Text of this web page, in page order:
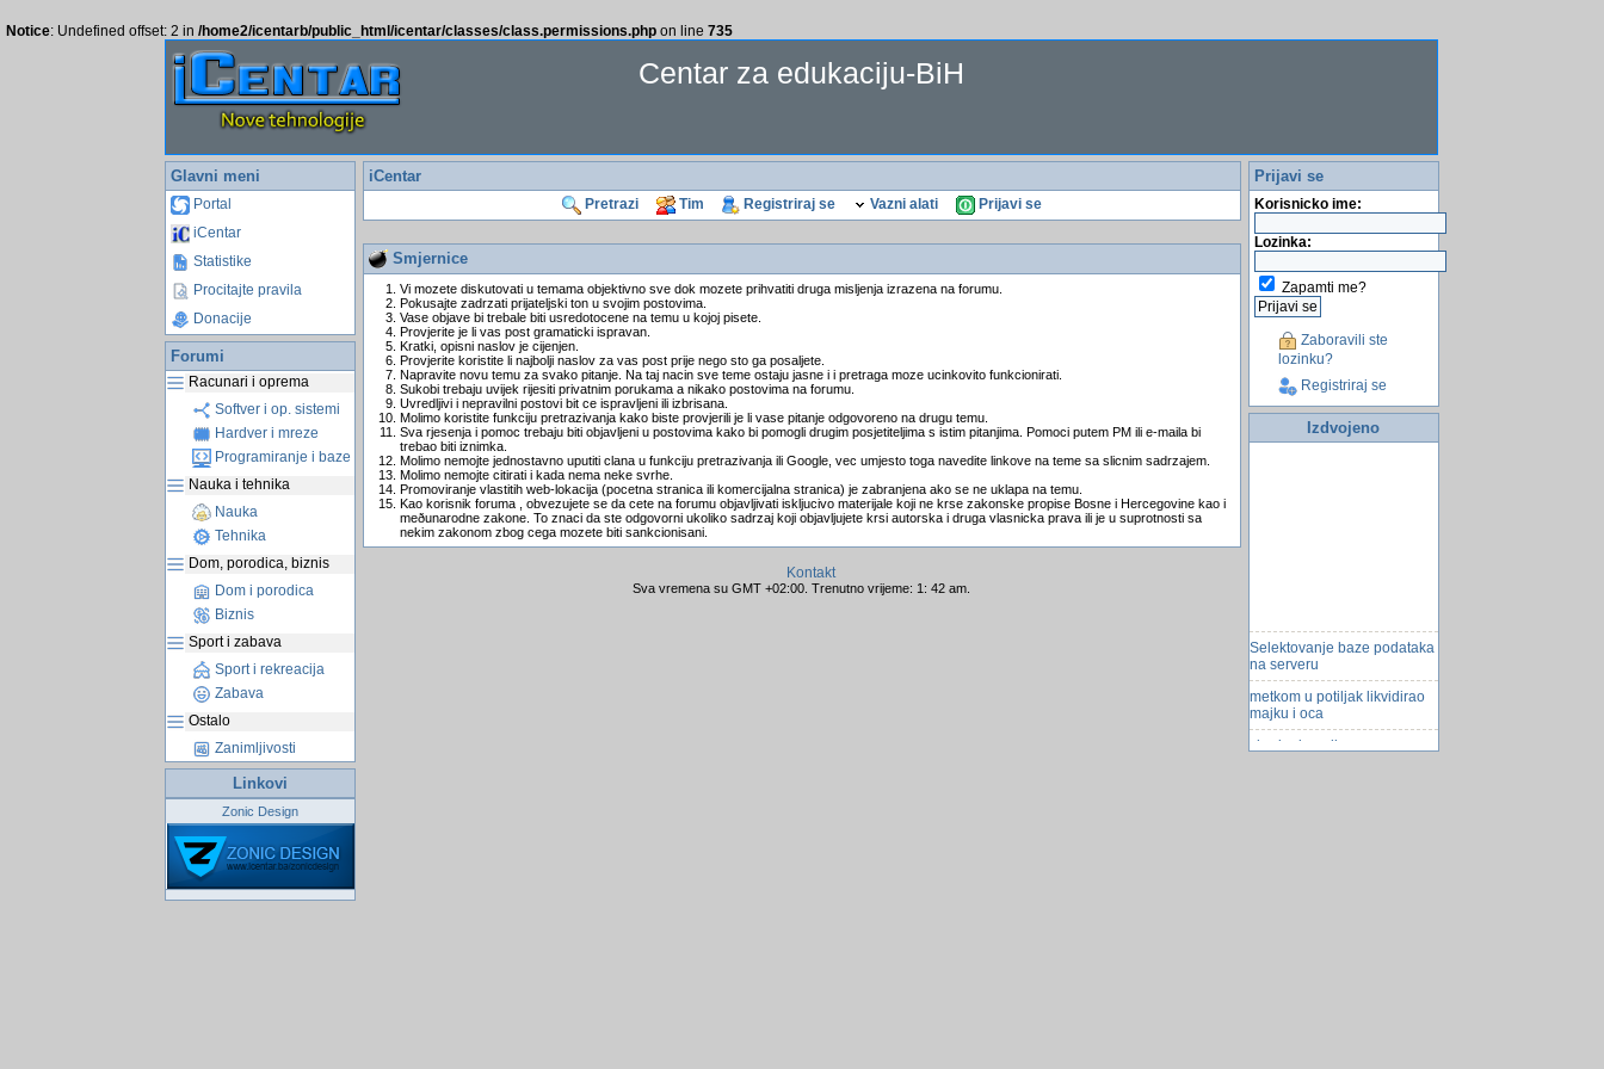
Notice: Undefined offset: 2 in /home2/icentarb/public_html/icentar/classes/class.permissions.php on line 735
Centar za edukaciju-BiH
Glavni meni
Portal
iCentar
Statistike
Procitajte pravila
Donacije
Forumi
Racunari i oprema
Softver i op. sistemi
Hardver i mreze
Programiranje i baze
Nauka i tehnika
Nauka
Tehnika
Dom, porodica, biznis
Dom i porodica
Biznis
Sport i zabava
Sport i rekreacija
Zabava
Ostalo
Zanimljivosti
Linkovi
Zonic Design
iCentar
Pretrazi Tim Registriraj se Vazni alati Prijavi se
Smjernice
Vi mozete diskutovati u temama objektivno sve dok mozete prihvatiti druga misljenja izrazena na forumu.
Pokusajte zadrzati prijateljski ton u svojim postovima.
Vase objave bi trebale biti usredotocene na temu u kojoj pisete.
Provjerite je li vas post gramaticki ispravan.
Kratki, opisni naslov je cijenjen.
Provjerite koristite li najbolji naslov za vas post prije nego sto ga posaljete.
Napravite novu temu za svako pitanje. Na taj nacin sve teme ostaju jasne i i pretraga moze ucinkovito funkcionirati.
Sukobi trebaju uvijek rijesiti privatnim porukama a nikako postovima na forumu.
Uvredljivi i nepravilni postovi bit ce ispravljeni ili izbrisana.
Molimo koristite funkciju pretrazivanja kako biste provjerili je li vase pitanje odgovoreno na drugu temu.
Sva rjesenja i pomoc trebaju biti objavljeni u postovima kako bi pomogli drugim posjetiteljima s istim pitanjima. Pomoci putem PM ili e-maila bi
trebao biti iznimka.
Molimo nemojte jednostavno uputiti clana u funkciju pretrazivanja ili Google, vec umjesto toga navedite linkove na teme sa slicnim sadrzajem.
Molimo nemojte citirati i kada nema neke svrhe.
Promoviranje vlastitih web-lokacija (pocetna stranica ili komercijalna stranica) je zabranjena ako se ne uklapa na temu.
Kao korisnik foruma , obvezujete se da cete na forumu objavljivati iskljucivo materijale koji ne krse zakonske propise Bosne i Hercegovine kao i
meðunarodne zakone. To znaci da ste odgovorni ukoliko sadrzaj koji objavljujete krsi autorska i druga vlasnicka prava ili je u suprotnosti sa
nekim zakonom zbog cega mozete biti sankcionisani.
Kontakt
Sva vremena su GMT +02:00. Trenutno vrijeme: 1: 42 am.
Prijavi se
Korisnicko ime:
Lozinka:
Zapamti me?
Zaboravili ste
lozinku?
Registriraj se
Izdvojeno
Selektovanje baze podataka
na serveru
metkom u potiljak likvidirao
majku i oca
zbrajanje polja